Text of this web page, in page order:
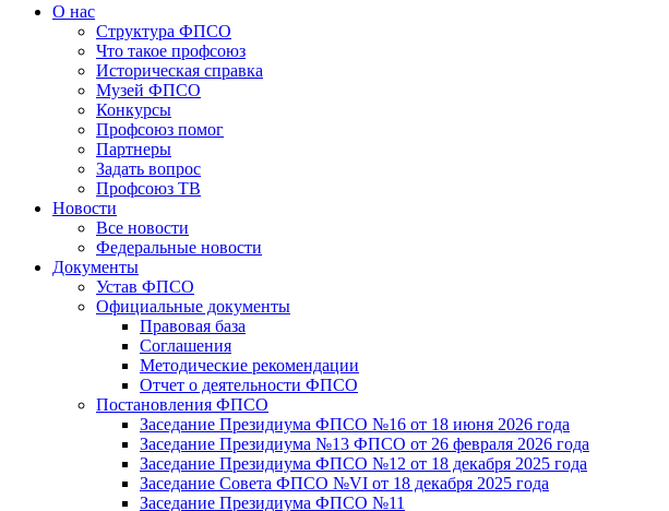
О нас
Структура ФПСО
Что такое профсоюз
Историческая справка
Музей ФПСО
Конкурсы
Профсоюз помог
Партнеры
Задать вопрос
Профсоюз ТВ
Новости
Все новости
Федеральные новости
Документы
Устав ФПСО
Официальные документы
Правовая база
Соглашения
Методические рекомендации
Отчет о деятельности ФПСО
Постановления ФПСО
Заседание Президиума ФПСО №16 от 18 июня 2026 года
Заседание Президиума №13 ФПСО от 26 февраля 2026 года
Заседание Президиума ФПСО №12 от 18 декабря 2025 года
Заседание Совета ФПСО №VI от 18 декабря 2025 года
Заседание Президиума ФПСО №11